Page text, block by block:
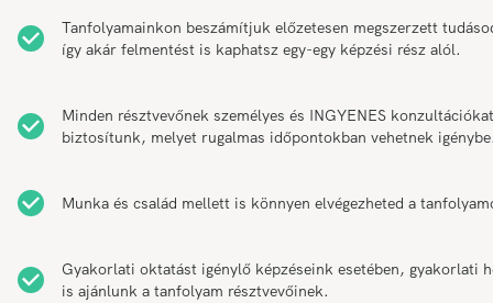
Tanfolyamainkon beszámítjuk előzetesen megszerzett
így akár felmentést is kaphatsz egy-egy képzési rész alól.
Minden résztvevőnek személyes és INGYENES konzultációkat
biztosítunk, melyet rugalmas időpontokban vehetnek
Munka és család mellett is könnyen elvégezheted a
Gyakorlati oktatást igénylő képzéseink esetében, gyakorlati
is ajánlunk a tanfolyam résztvevőinek.